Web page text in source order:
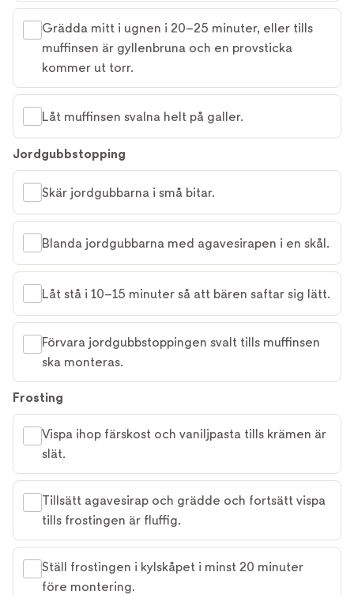
Grädda mitt i ugnen i 20–25 minuter, eller tills
muffinsen är gyllenbruna och en provsticka
kommer ut torr.
Låt muffinsen svalna helt på galler.
Jordgubbstopping
Skär jordgubbarna i små bitar.
Blanda jordgubbarna med agavesirapen i en skål.
Låt stå i 10–15 minuter så att bären saftar sig lätt.
Förvara jordgubbstoppingen svalt tills muffinsen
ska monteras.
Frosting
Vispa ihop färskost och vaniljpasta tills krämen är
slät.
Tillsätt agavesirap och grädde och fortsätt vispa
tills frostingen är fluffig.
Ställ frostingen i kylskåpet i minst 20 minuter
före montering.